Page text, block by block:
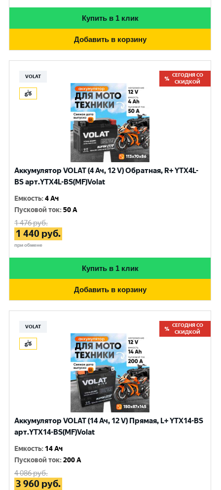
Купить в 1 клик
Добавить в корзину
VOLAT
СЕГОДНЯ СО
СКИДКОЙ
Аккумулятор VOLAT (4 Ач, 12 V) Обратная, R+ YTX4L-
BS арт.YTX4L-BS(MF)Volat
Емкость:4 Ач
Пусковой ток:50 A
1 476руб.
1 440 руб.
при обмене
Купить в 1 клик
Добавить в корзину
VOLAT
СЕГОДНЯ СО
СКИДКОЙ
Аккумулятор VOLAT (14 Ач, 12 V) Прямая, L+ YTX14-BS
арт.YTX14-BS(MF)Volat
Емкость: 14 Ач
Пусковой ток:200 A
4 086руб.
3 960 руб.